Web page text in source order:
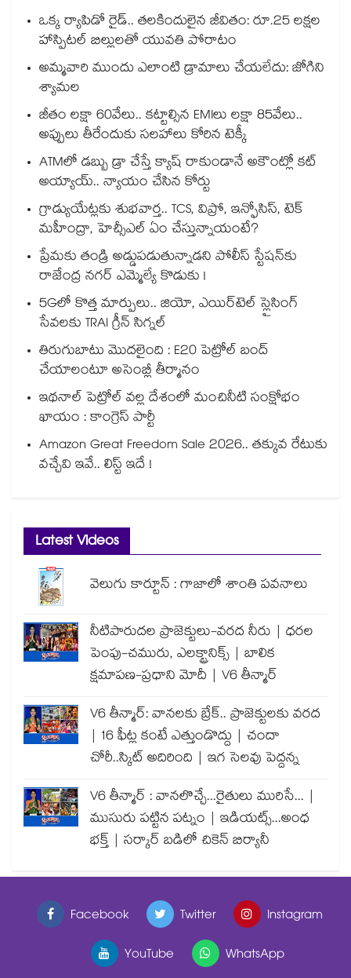
ఒక్క ర్యాపిడో రైడ్.. తలకిందులైన జీవితం: రూ.25 లక్షల
హాస్పిటల్ బిల్లులతో యువతి పోరాటం
అమ్మవారి ముందు ఎలాంటి డ్రామాలు చేయలేదు: జోగిని
శ్యామల
జీతం లక్షా 60వేలు.. కట్టాల్సిన EMIలు లక్షా 85వేలు..
అప్పులు తీరేందుకు సలహాలు కోరిన టెక్కీ
ATMలో డబ్బు డ్రా చేస్తే క్యాష్ రాకుండానే అకౌంట్లో కట్
అయ్యాయ్.. న్యాయం చేసిన కోర్టు
గ్రాడ్యుయేట్లకు శుభవార్త.. TCS, విప్రో, ఇన్ఫోసిస్, టెక్
మహీంద్రా, హెచ్సీఎల్ ఏం చేస్తున్నాయంటే?
ప్రేమకు తండ్రి అడ్డుపడుతున్నాడని పోలీస్ స్టేషన్⁪కు
రాజేంద్ర నగర్ ఎమ్మెల్యే కొడుకు !
5Gలో కొత్త మార్పులు.. జియో, ఎయిర్‌టెల్ స్లైసింగ్
సేవలకు TRAI గ్రీన్ సిగ్నల్
తిరుగుబాటు మొదలైంది : E20 పెట్రోల్ బంద్
చేయాలంటూ అసెంబ్లీ తీర్మానం
ఇథనాల్ పెట్రోల్ వల్ల దేశంలో మంచినీటి సంక్షోభం
ఖాయం : కాంగ్రెస్ పార్టీ
Amazon Great Freedom Sale 2026.. తక్కువ రేటుకు
వచ్చేవి ఇవే.. లిస్ట్ ఇదే !
Latest Videos
వెలుగు కార్టూన్ : గాజాలో శాంతి పవనాలు
నీటిపారుదల ప్రాజెక్టులు-వరద నీరు | ధరల
పెంపు-చమురు, ఎలక్ట్రానిక్స్ | బాలిక
క్షమాపణ-ప్రధాని మోదీ | V6 తీన్మార్
V6 తీన్మార్: వానలకు బ్రేక్.. ప్రాజెక్టులకు వరద
| 16 ఫీట్ల కంటే ఎత్తుండొద్దు | చందా
చోరీ..స్కిట్ అదిరింది | ఇగ సెలవు పెద్దన్న
V6 తీన్మార్ : వానలొచ్చే...రైతులు మురిసే... |
ముసురు పట్టిన పట్నం | ఇడియట్స్...అంధ
భక్త్ | సర్కార్ బడిలో చికెన్ బిర్యానీ
Facebook Twitter
Instagram
YouTube
WhatsApp